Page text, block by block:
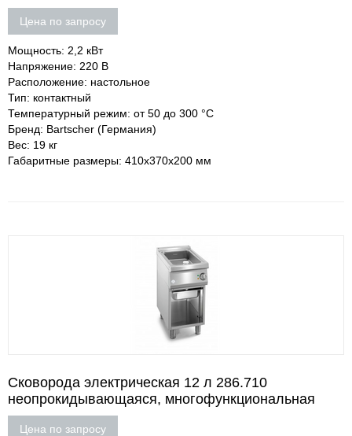
Цена по запросу
Мощность: 2,2 кВт
Напряжение: 220 В
Расположение: настольное
Тип: контактный
Температурный режим: от 50 до 300 °C
Бренд: Bartscher (Германия)
Вес: 19 кг
Габаритные размеры: 410х370х200 мм
Сковорода электрическая 12 л 286.710
неопрокидывающаяся, многофункциональная
Цена по запросу